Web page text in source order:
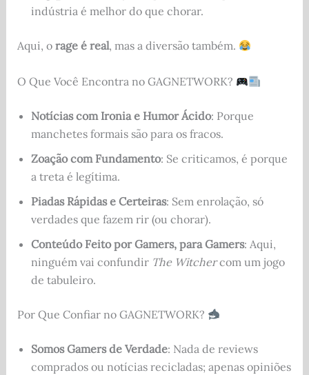
indústria é melhor do que chorar.
Aqui, o rage é real, mas a diversão também.
O Que Você Encontra no GAGNETWORK?
Notícias com Ironia e Humor Ácido: Porque
manchetes formais são para os fracos.
Zoação com Fundamento: Se criticamos, é porque
a treta é legítima.
Piadas Rápidas e Certeiras: Sem enrolação, só
verdades que fazem rir (ou chorar).
Conteúdo Feito por Gamers, para Gamers: Aqui,
ninguém vai confundir The Witchercom um jogo
de tabuleiro.
Por Que Confiar no GAGNETWORK?
Somos Gamers de Verdade: Nada de reviews
comprados ou notícias recicladas; apenas opiniões